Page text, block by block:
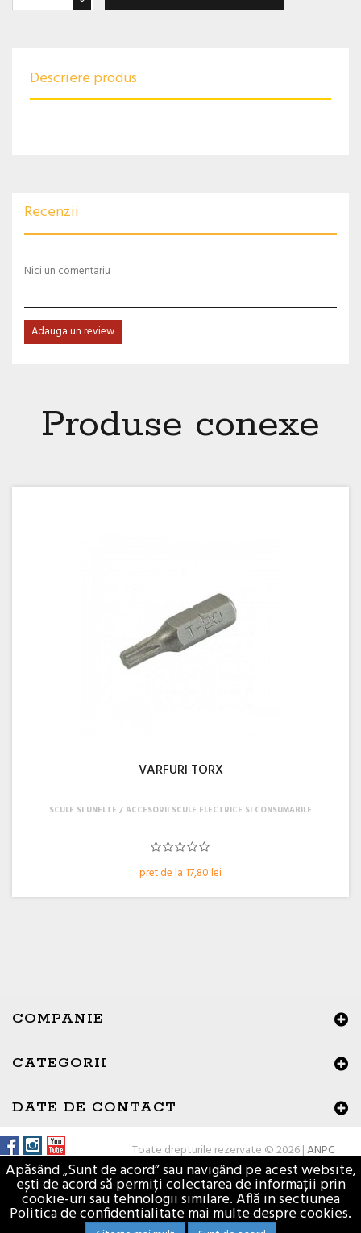
Descriere produs
Recenzii
Nici un comentariu
Adauga un review
Produse conexe
VARFURI TORX
pret de la 17,80 lei
SCULE SI UNELTE ACCESORII SCULE ELECTRICE SI CONSUMABILE
COMPANIE
CATEGORII
DATE DE CONTACT
Toate drepturile rezervate © 2026 |ANPC
Apăsând „Sunt de acord” sau navigând pe acest website,
ești de acord să permiți colectarea de informații prin
cookie-uri sau tehnologii similare. Află in sectiunea
Politica de confidentialitate mai multe despre cookies.
Buna ziua, Suntem aici sa va ajutam!